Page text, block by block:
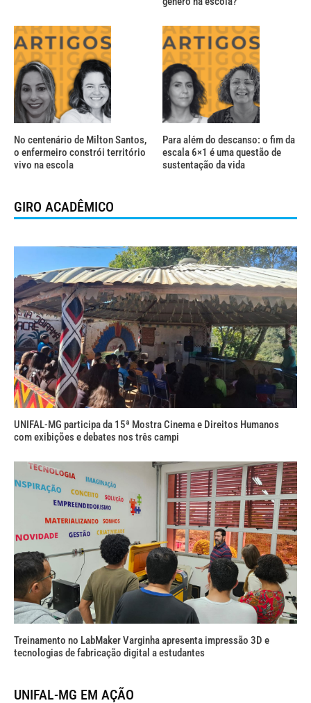
No centenário de Milton Santos,
o enfermeiro constrói território
vivo na escola
Para além do descanso: o fim da
escala 6×1 é uma questão de
sustentação da vida
GIRO ACADÊMICO
UNIFAL-MG participa da 15ª Mostra Cinema e Direitos Humanos
com exibições e debates nos três campi
Treinamento no LabMaker Varginha apresenta impressão 3D e
tecnologias de fabricação digital a estudantes
UNIFAL-MG EM AÇÃO